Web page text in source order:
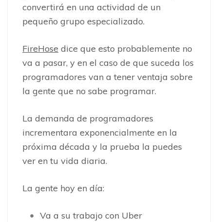
convertirá en una actividad de un
pequeño grupo especializado.
FireHose dice que esto probablemente no
va a pasar, y en el caso de que suceda los
programadores van a tener ventaja sobre
la gente que no sabe programar.
La demanda de programadores
incrementara exponencialmente en la
próxima década y la prueba la puedes
ver en tu vida diaria.
La gente hoy en día:
Va a su trabajo con Uber